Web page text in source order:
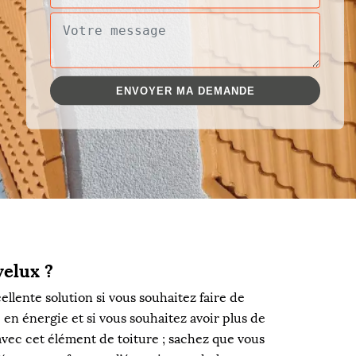
?
solution si vous souhaitez faire de
énergie et si vous souhaitez avoir plus de
cet élément de toiture ; sachez que vous